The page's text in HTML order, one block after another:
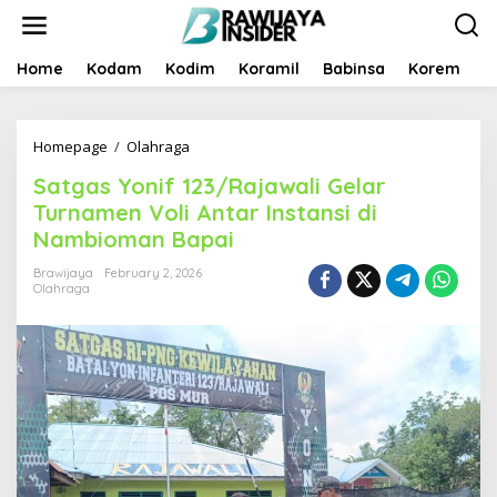
t
Home Kodam Kodim Koramil Babinsa Korem
Homepage / Olahraga
t
a
s
Y
i
f
1
2
3
/
R
a
j
Satgas Yonif 123/Rajawali Gelar
Turnamen Voli Antar Instansi di
Nambioman Bapai
Brawijaya
February 2, 2026
Olahraga